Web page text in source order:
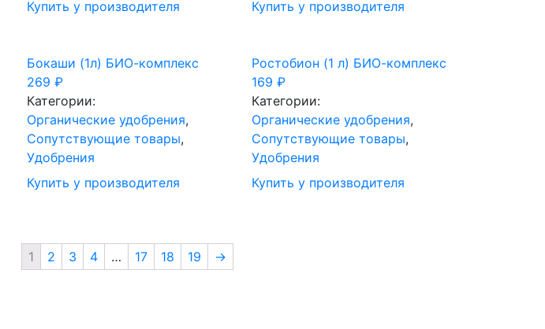
Купить у производителя
Купить у производителя
Бокаши (1л) БИО-комплекс
269₽
Категории:
Органические удобрения,
Сопутствующие товары,
Удобрения
Купить у производителя
Ростобион (1 л) БИО-комплекс
169₽
Категории:
Органические удобрения,
Сопутствующие товары,
Удобрения
Купить у производителя
1 2 3 4 … 17 18 19 →